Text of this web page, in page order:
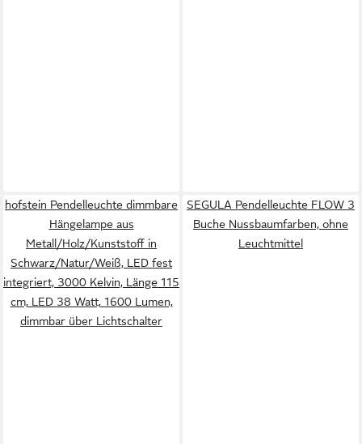
hofstein Pendelleuchte dimmbare
Hängelampe aus
Metall/Holz/Kunststoff in
Schwarz/Natur/Weiß, LED fest
integriert, 3000 Kelvin, Länge 115
cm, LED 38 Watt, 1600 Lumen,
dimmbar über Lichtschalter
SEGULA Pendelleuchte FLOW 3
Buche Nussbaumfarben, ohne
Leuchtmittel